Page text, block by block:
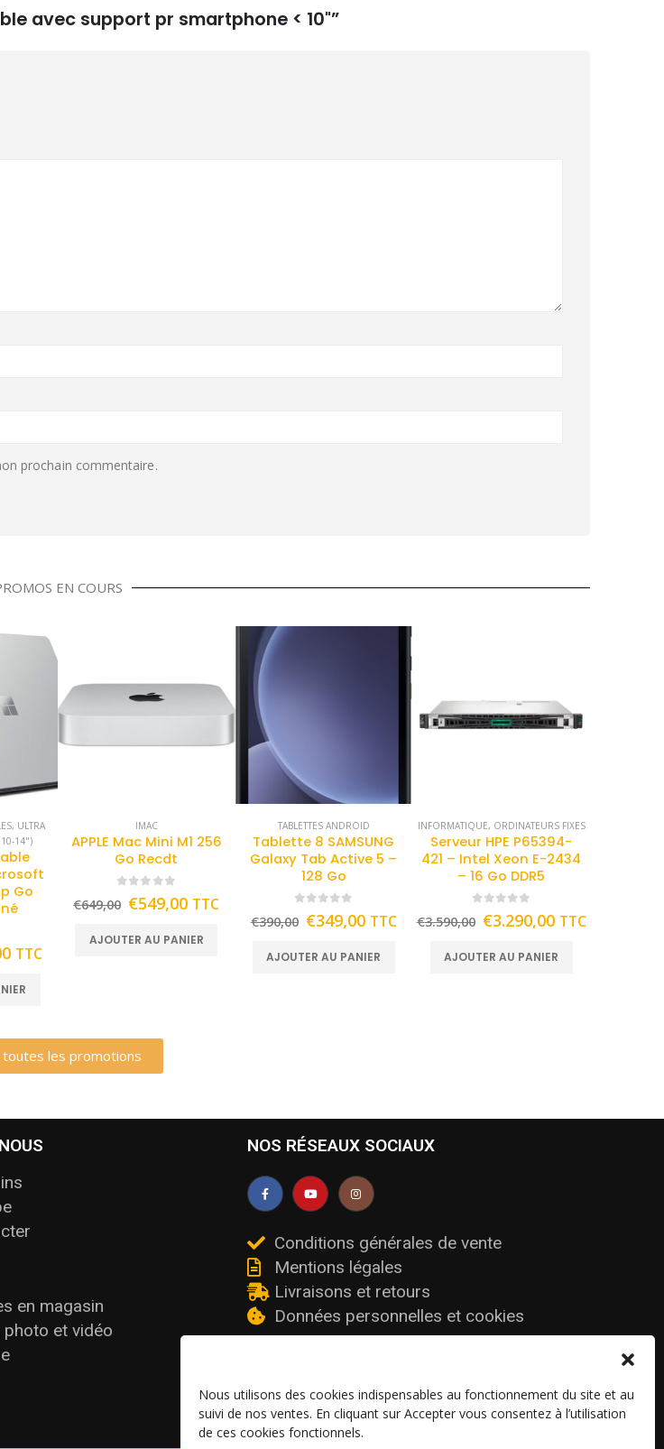
Nous utilisons des cookies indispensables au fonctionnement du site et au
suivi de nos ventes. En cliquant sur Accepter vous consentez à l’utilisation
de ces cookies fonctionnels.
avec support pr smartphone < 10"”
prochain commentaire.
EN COURS
, ULTRA
10-14")
Go
TTC
IMAC
APPLE Mac Mini M1 256
Go Recdt
€649,00 €549,00 TTC
AJOUTER AU PANIER
TABLETTES ANDROID
Tablette 8 SAMSUNG
Galaxy Tab Active 5 –
128 Go
€390,00 €349,00 TTC
AJOUTER AU PANIER
INFORMATIQUE, ORDINATEURS FIXES
Serveur HPE P65394-
421 – Intel Xeon E-2434
– 16 Go DDR5
€3.590,00 €3.290,00 TTC
AJOUTER AU PANIER
toutes les promotions
en magasin
et vidéo
NOS RÉSEAUX SOCIAUX
Conditions générales de vente
Mentions légales
Livraisons et retours
Données personnelles et cookies